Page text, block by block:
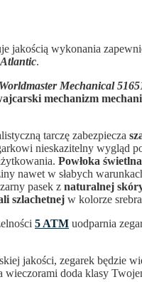
jakością wykonania
Atlantic.
Mechanical
mechanizm
tarczę zabezpiecza
nieskazitelny wygląd
Powłoka świetlna
nawet w słabych
pasek z naturalnej
szlachetnej w kolorze
5 ATM uodparnia
jakości, zegarek będzie
wieczorami doda klasy